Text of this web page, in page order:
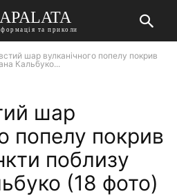
та приколи
шар вулканічного попелу покрив
Кальбуко...
шар
попелу покрив
поблизу
(18 фото)